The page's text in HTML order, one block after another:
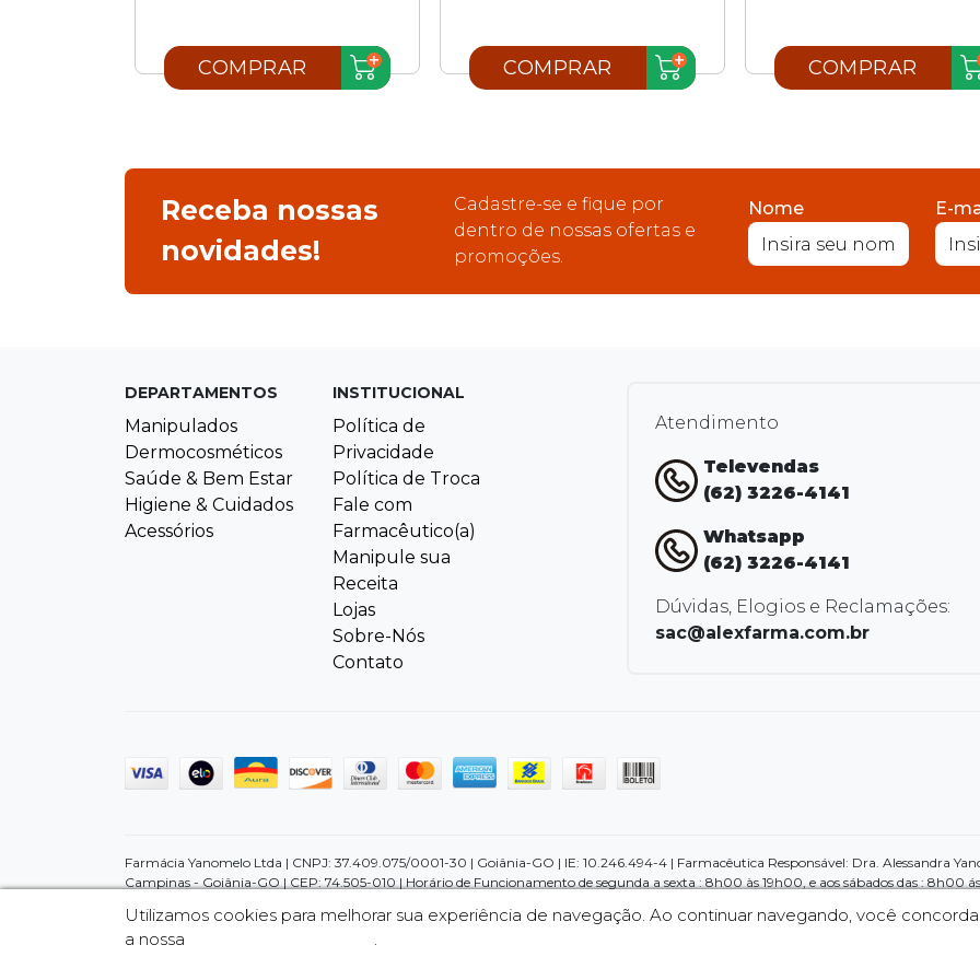
COMPRAR COMPRAR COMPRAR
Receba nossas
novidades!
Cadastre-se e fique por
dentro de nossas ofertas e
promoções.
Nome E-
DEPARTAMENTOS
Manipulados
Dermocosméticos
Saúde & Bem Estar
Higiene & Cuidados
Acessórios
INSTITUCIONAL
Política de
Privacidade
Política de Troca
Fale com
Farmacêutico(a)
Manipule sua
Receita
Lojas
Sobre-Nós
Contato
Atendimento
Televendas
(62) 3226-4141
Whatsapp
(62) 3226-4141
Dúvidas, Elogios e Reclamações:
sac@alexfarma.com.br
Farmácia Yanomelo Ltda | CNPJ: 37.409.075/0001-30 | Goiânia-GO | IE: 10.246.494-4 | Farmacêutica Responsável: Dra. Alessandra
Campinas - Goiânia-GO | CEP: 74.505-010 | Horário de Funcionamento de segunda a sexta : 8h00 às 19h00, e aos sábados das : 8h00
condições a diagnosticar qualquer problema de saúde e prescrever o tratamento adequado. Qualquer dúvida sobre prescrição médica e
através do nosso SAC (62) 3226-4141 e se preferir poderá dirigir-se a uma de nossas lojas, pois contamos com um profissional da área
Utilizamos cookies para melhorar sua experiência de navegação. Ao continuar navegando, você
a nossa
.